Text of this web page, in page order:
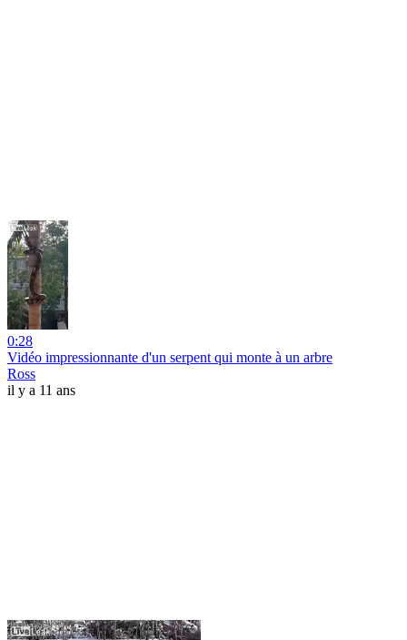
0:28
Vidéo impressionnante d'un serpent qui monte à un arbre
Ross
il y a 11 ans